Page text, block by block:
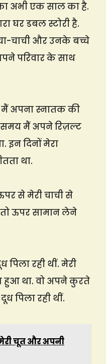
अभी एक साल का है.
घर डबल स्टोरी है.
चाची और उनके बच्चे
परिवार के साथ
अपना स्नातक की
समय मैं अपने रिज़ल्ट
इन दिनों मेरा
था.
से मेरी चाची से
ऊपर सामान लेने
रही थीं. मेरी
हुआ था. वो अपने कुरते
पिला रही थीं.
चूत और अपनी